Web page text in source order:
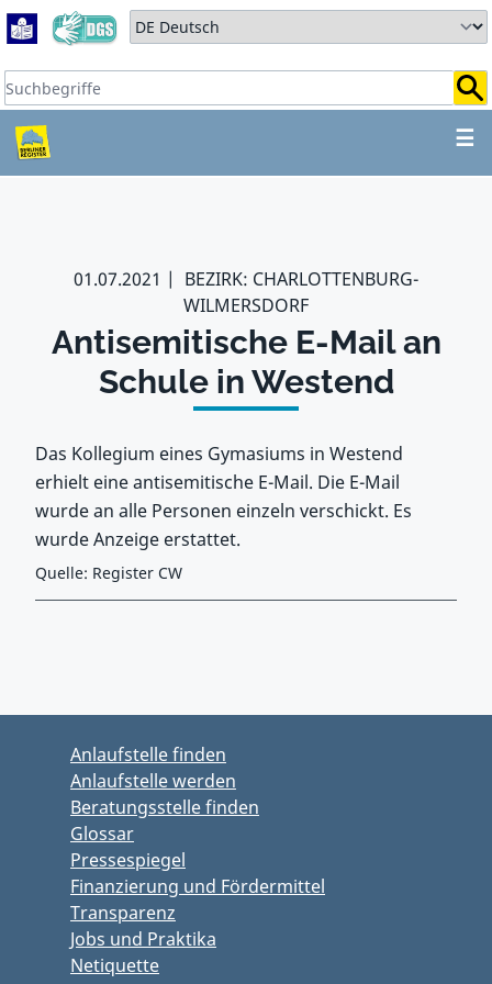
Zum Hauptbereich springen
Zum Hauptmenü springen
Sprache auswählen:
Suchbegriffe:
☰
ZUM HAUPTBEREICH
01.07.2021
BEZIRK: CHARLOTTENBURG-
WILMERSDORF
Antisemitische E-Mail an
Schule in Westend
Das Kollegium eines Gymasiums in Westend
erhielt eine antisemitische E-Mail. Die E-Mail
wurde an alle Personen einzeln verschickt. Es
wurde Anzeige erstattet.
Quelle: Register CW
Anlaufstelle finden
Anlaufstelle werden
Beratungsstelle finden
Glossar
Pressespiegel
Finanzierung und Fördermittel
Transparenz
Jobs und Praktika
Netiquette